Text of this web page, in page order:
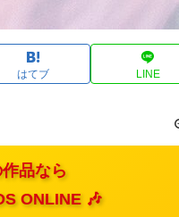
はてブ LINE
品なら
ONLINE 🎶